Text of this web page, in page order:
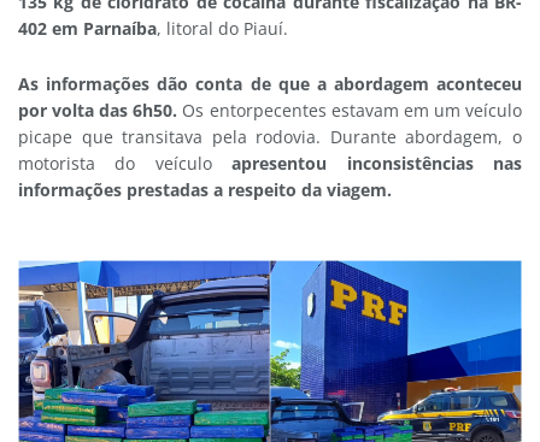
402 em Parnaíba, litoral do Piauí.
As informações dão conta de que a abordagem aconteceu
por volta das 6h50. Os entorpecentes estavam em um veículo
picape que transitava pela rodovia. Durante abordagem, o
motorista do veículoapresentou inconsistências nas
informações prestadas a respeito da viagem.